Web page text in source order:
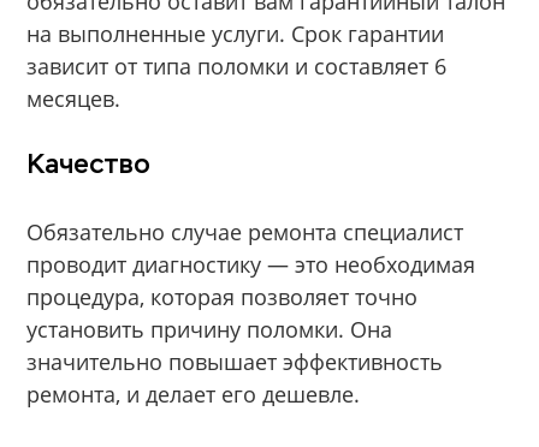
на выполненные услуги. Срок гарантии
зависит от типа поломки и составляет 6
месяцев.
Качество
Обязательно случае ремонта специалист
проводит диагностику — это необходимая
процедура, которая позволяет точно
установить причину поломки. Она
значительно повышает эффективность
ремонта, и делает его дешевле.